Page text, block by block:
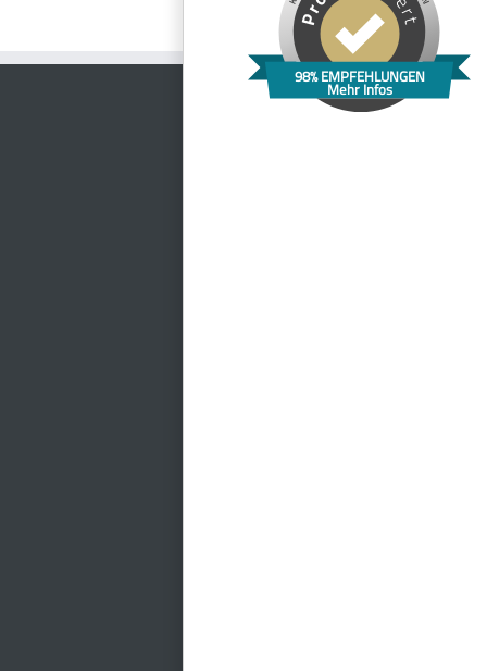
98% EMPFEHLUNGEN
Mehr Infos
Rose
Schaumburg
Banz
Lichtenfels
Bootshaus
Restaurant
Hain